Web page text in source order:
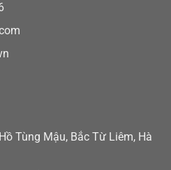
Tùng Mậu, Bắc Từ Liêm, Hà